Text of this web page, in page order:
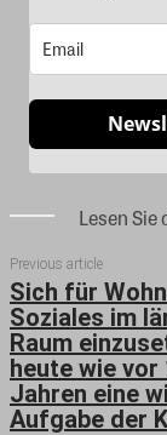
Lesen
Previous article
Sich für
Soziales im
Raum
heute wie vor
Jahren eine
Aufgabe der